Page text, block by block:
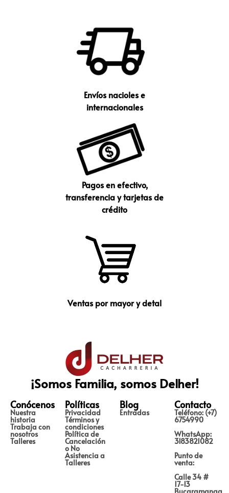
Envíos nacioles e
internacionales
Pagos en efectivo,
transferencia y tarjetas de
crédito
Ventas por mayor y detal
¡Somos Familia, somos Delher!
Conócenos
Nuestra
historia
Trabaja con
nosotros
Talleres
Políticas
Privacidad
Términos y
condiciones
Política de
Cancelación
o No
Asistencia a
Talleres
Blog
Entradas
Contacto
Teléfono: (+7)
6754990
WhatsApp:
3183821082
Punto de
venta:
Calle 34 #
17-13
Bucaramanga